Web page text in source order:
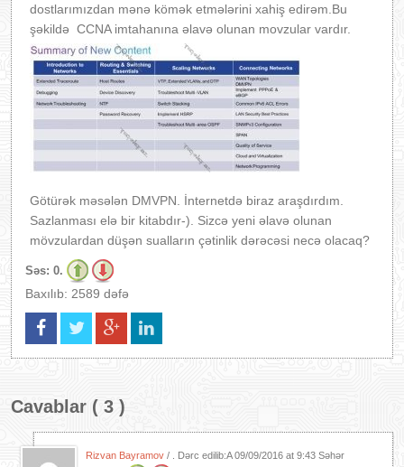
XƏBƏRLƏR
dostlarımızdan mənə kömək etmələrini xahiş edirəm.Bu
şəkildə CCNA imtahanına əlavə olunan movzular vardır.
Götürək məsələn DMVPN. İnternetdə biraz araşdırdım.
Sazlanması elə bir kitabdır-). Sizcə yeni əlavə olunan
mövzulardan düşən sualların çətinlik dərəcəsi necə olacaq?
Səs: 0.
Baxılıb: 2589 dəfə
Cavablar ( 3 )
Rizvan Bayramov / . Dərc edilib:A09/09/2016 at 9:43 Səhər